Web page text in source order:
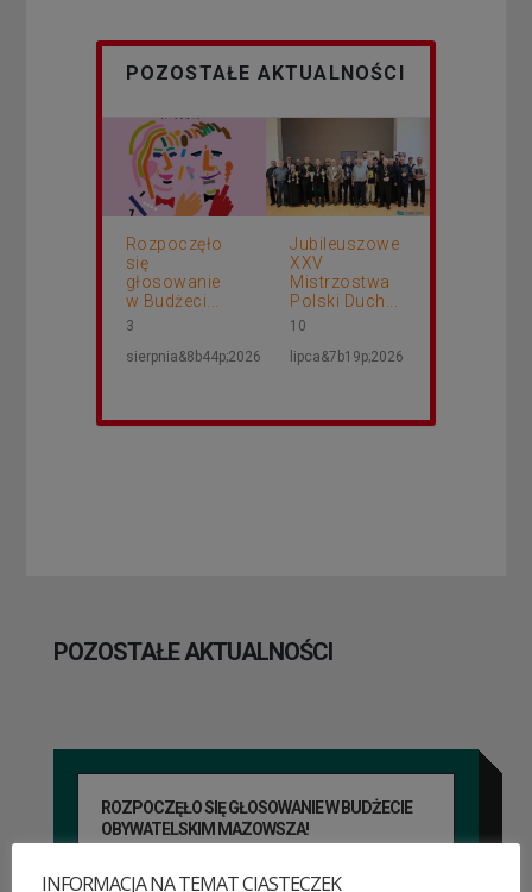
POZOSTAŁE AKTUALNOŚCI
Rozpoczęło
się
głosowanie
w Budżeci...
3
sierpnia&8b44p;2026
Jubileuszowe
XXV
Mistrzostwa
Polski Duch...
10
lipca&7b19p;2026
POZOSTAŁE AKTUALNOŚCI
ROZPOCZĘŁO SIĘ GŁOSOWANIE W BUDŻECIE
OBYWATELSKIM MAZOWSZA!
INFORMACJA NA TEMAT CIASTECZEK